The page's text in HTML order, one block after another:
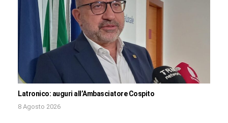
Latronico: auguri all’Ambasciatore Cospito
8 Agosto 2026